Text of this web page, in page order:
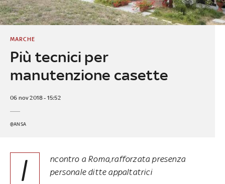
Più tecnici per
manutenzione casette
MARCHE
06 nov 2018 - 15:52
@ANSA
I
ncontro a Roma,rafforzata presenza
personale ditte appaltatrici